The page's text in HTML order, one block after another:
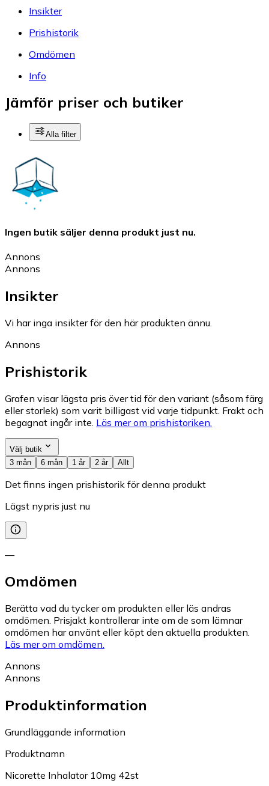
Insikter
Prishistorik
Omdömen
Info
Jämför priser och butiker
Alla filter
Ingen butik säljer denna produkt just nu.
Annons
Annons
Insikter
Vi har inga insikter för den här produkten ännu.
Annons
Prishistorik
Grafen visar lägsta pris över tid för den variant (såsom färg
eller storlek) som varit billigast vid varje tidpunkt. Frakt och
begagnat ingår inte. Läs mer om prishistoriken.
Välj butik
3 mån
6 mån 1 år 2 år Allt
Det finns ingen prishistorik för denna produkt
Lägst nypris just nu
—
Omdömen
Berätta vad du tycker om produkten eller läs andras
omdömen. Prisjakt kontrollerar inte om de som lämnar
omdömen har använt eller köpt den aktuella produkten.
Läs mer om omdömen.
Annons
Annons
Produktinformation
Grundläggande information
Produktnamn
Nicorette Inhalator 10mg 42st